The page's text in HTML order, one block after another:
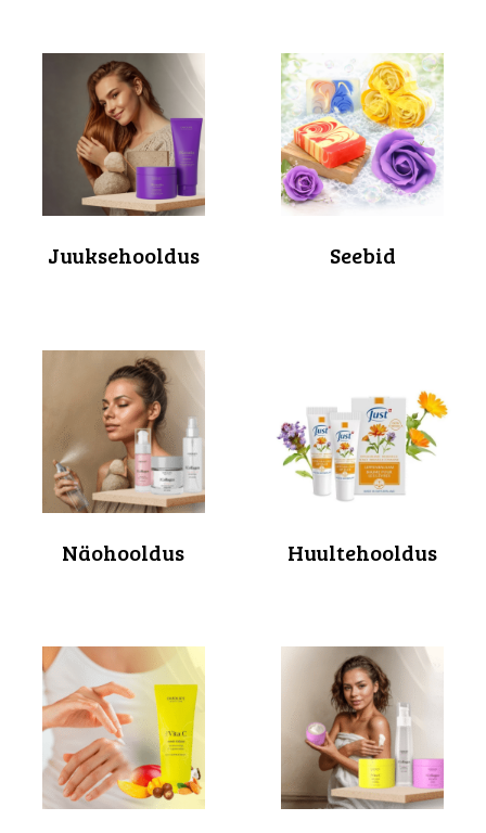
Juuksehooldus Seebid
Näohooldus Huultehooldus